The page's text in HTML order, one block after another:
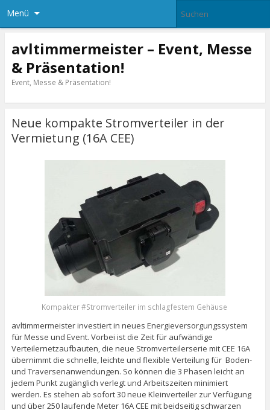
Menü
avltimmermeister – Event, Messe
& Präsentation!
Event, Messe & Präsentation!
Neue kompakte Stromverteiler in der
Vermietung (16A CEE)
Kompakter #Stromverteiler im schlagfestem Gehäuse
avltimmermeister investiert in neues Energieversorgungssystem
für Messe und Event. Vorbei ist die Zeit für aufwändige
Verteilernetzaufbauten, die neue Stromverteilerserie mit CEE 16A
übernimmt die schnelle, leichte und flexible Verteilung für Boden-
und Traversenanwendungen. So können die 3 Phasen leicht an
jedem Punkt zugänglich verlegt und Arbeitszeiten minimiert
werden. Es stehen ab sofort 30 neue Kleinverteiler zur Verfügung
und über 250 laufende Meter 16A CEE mit beidseitig schwarzen